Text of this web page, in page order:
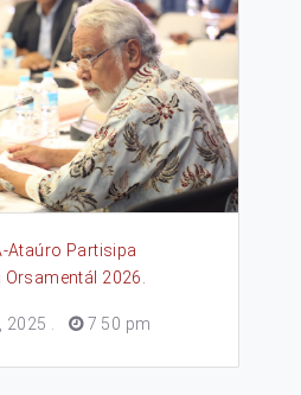
Ataúro Partisipa
2026.
2025 7 50 pm